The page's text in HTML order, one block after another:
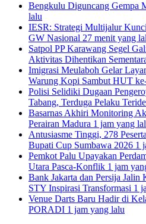
Bengkulu Diguncang Gempa
lalu
IESR: Strategi Multijalur
GW Nasional 27 menit yang
Satpol PP Karawang Segel
Aktivitas Dihentikan
Imigrasi Meulaboh Gelar
Warung Kopi Sambut HUT
Polisi Selidiki Dugaan
Tabang, Terduga Pelaku
Basarnas Akhiri Monitoring
Perairan Madura 1 jam yang
Antusiasme Tinggi, 278
Bupati Cup Sumbawa 2026 1
Pemkot Palu Upayakan
Utara Pasca-Konflik 1 jam
Bank Jakarta dan Persija Jalin
STY Inspirasi Transformasi 1
Venue Darts Baru Hadir di
PORADI 1 jam yang lalu